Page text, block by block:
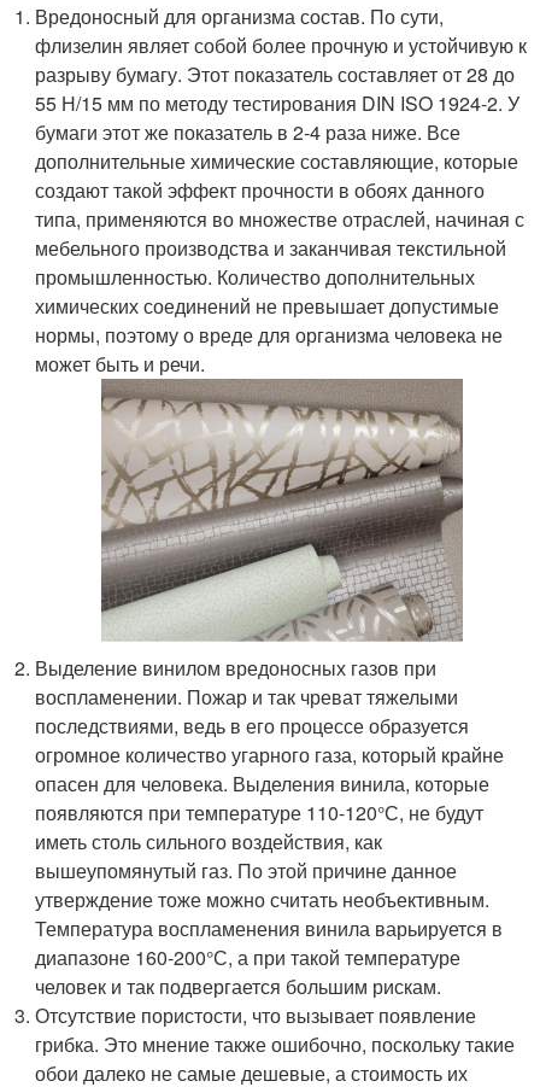
Вредоносный для организма состав. По сути,
флизелин являет собой более прочную и устойчивую к
разрыву бумагу. Этот показатель составляет от 28 до
55 Н/15 мм по методу тестирования DIN ISO 1924-2. У
бумаги этот же показатель в 2-4 раза ниже. Все
дополнительные химические составляющие, которые
создают такой эффект прочности в обоях данного
типа, применяются во множестве отраслей, начиная с
мебельного производства и заканчивая текстильной
промышленностью. Количество дополнительных
химических соединений не превышает допустимые
нормы, поэтому о вреде для организма человека не
может быть и речи.
Выделение винилом вредоносных газов при
воспламенении. Пожар и так чреват тяжелыми
последствиями, ведь в его процессе образуется
огромное количество угарного газа, который крайне
опасен для человека. Выделения винила, которые
появляются при температуре 110-120°С, не будут
иметь столь сильного воздействия, как
вышеупомянутый газ. По этой причине данное
утверждение тоже можно считать необъективным.
Температура воспламенения винила варьируется в
диапазоне 160-200°С, а при такой температуре
человек и так подвергается большим рискам.
Отсутствие пористости, что вызывает появление
грибка. Это мнение также ошибочно, поскольку такие
обои далеко не самые дешевые, а стоимость их